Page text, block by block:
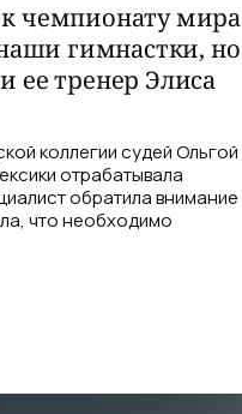
чемпионату мира
гимнастки, но
ее тренер Элиса
коллегии судей Ольгой
отрабатывала
обратила внимание
что необходимо